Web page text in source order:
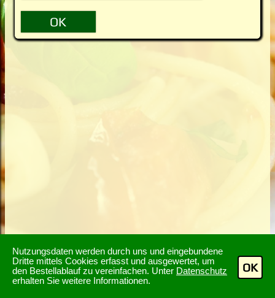
Nutzungsdaten werden durch uns und eingebundene
Dritte mittels Cookies erfasst und ausgewertet, um
den Bestellablauf zu vereinfachen. Unter Datenschutz
erhalten Sie weitere Informationen.
OK